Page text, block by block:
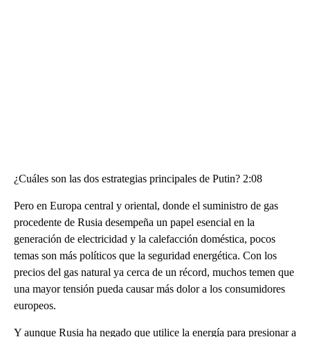
¿Cuáles son las dos estrategias principales de Putin? 2:08
Pero en Europa central y oriental, donde el suministro de gas
procedente de Rusia desempeña un papel esencial en la
generación de electricidad y la calefacción doméstica, pocos
temas son más políticos que la seguridad energética. Con los
precios del gas natural ya cerca de un récord, muchos temen que
una mayor tensión pueda causar más dolor a los consumidores
europeos.
Y aunque Rusia ha negado que utilice la energía para presionar a